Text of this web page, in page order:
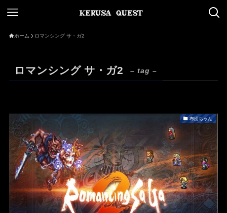
ホーム ロマンシング サ・ガ2
ロマンシング サ・ガ2 – tag –
布団ちゃん